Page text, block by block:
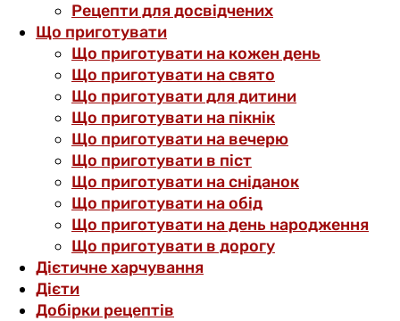
Рецепти для досвідчених
Що приготувати
Що приготувати на кожен день
Що приготувати на свято
Що приготувати для дитини
Що приготувати на пікнік
Що приготувати на вечерю
Що приготувати в піст
Що приготувати на сніданок
Що приготувати на обід
Що приготувати на день народження
Що приготувати в дорогу
Дієтичне харчування
Дієти
Добірки рецептів